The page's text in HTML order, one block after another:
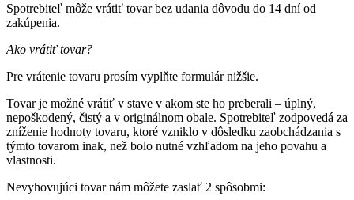
Spotrebiteľ môže vrátiť tovar bez udania dôvodu do 14 dní od
zakúpenia.
Ako vrátiť tovar?
Pre vrátenie tovaru prosím vyplňte formulár nižšie.
Tovar je možné vrátiť v stave v akom ste ho preberali – úplný,
nepoškodený, čistý a v originálnom obale. Spotrebiteľ zodpovedá za
zníženie hodnoty tovaru, ktoré vzniklo v dôsledku zaobchádzania s
týmto tovarom inak, než bolo nutné vzhľadom na jeho povahu a
vlastnosti.
Nevyhovujúci tovar nám môžete zaslať 2 spôsobmi: